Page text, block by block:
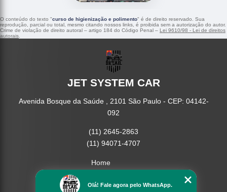
O conteúdo do texto "curso de higienização e polimento" é de direito reservado. Sua
reprodução, parcial ou total, mesmo citando nossos links, é proibida sem a autorização do autor.
Crime de violação de direito autoral – artigo 184 do Código Penal – Lei 9610/98 - Lei de direitos
autorais
JET SYSTEM CAR
Avenida Bosque da Saúde , 2101 São Paulo - CEP: 04142-
092
(11) 2645-2863
(11) 94071-4707
Home
Missão
Olá! Fale agora pelo WhatsApp.